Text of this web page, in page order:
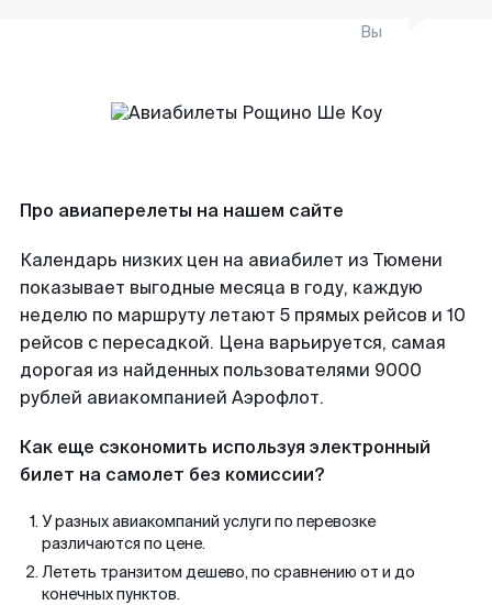
Вы
Про авиаперелеты на нашем сайте
Календарь низких цен на авиабилет из Тюмени
показывает выгодные месяца в году, каждую
неделю по маршруту летают 5 прямых рейсов и 10
рейсов с пересадкой. Цена варьируется, самая
дорогая из найденных пользователями 9000
рублей авиакомпанией Аэрофлот.
Как еще сэкономить используя электронный
билет на самолет без комиссии?
У разных авиакомпаний услуги по перевозке
различаются по цене.
Лететь транзитом дешево, по сравнению от и до
конечных пунктов.